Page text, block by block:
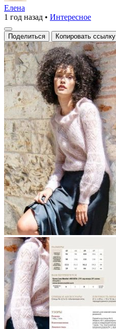
пуловер
из
тонкой
пряжи
🧶
Мир
вязания
Елена
1 год назад • Интересное
Поделиться Копировать ссылку